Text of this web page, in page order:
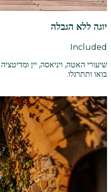
יוגה ללא הגבלה
Included
שיעורי האטה, ויניאסה, יין
בואו ותתרגלו.